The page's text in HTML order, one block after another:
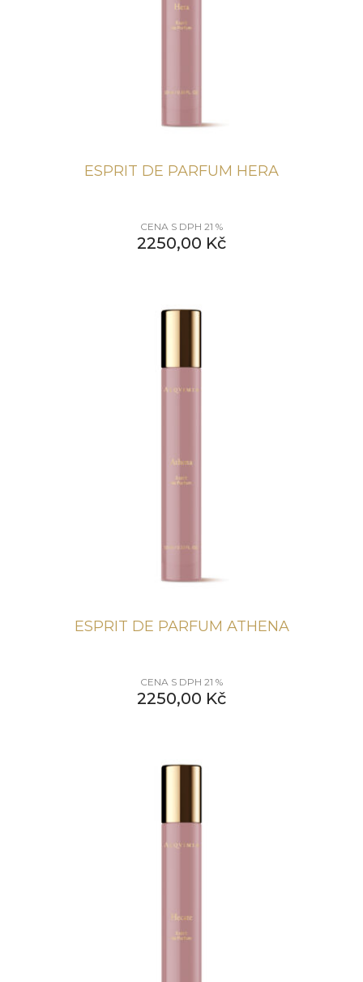
ESPRIT DE PARFUM HERA
CENA S DPH 21 %
2250,00 Kč
ESPRIT DE PARFUM ATHENA
CENA S DPH 21 %
2250,00 Kč